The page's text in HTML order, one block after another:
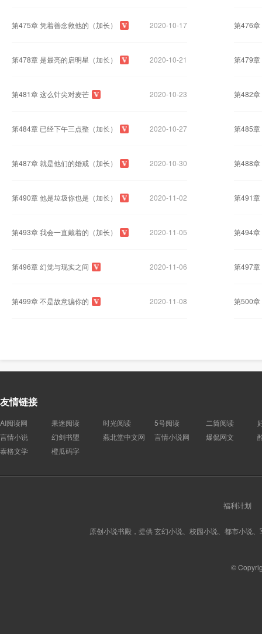
第475章 凭着善念救他的（加长） 2020-10-17 第476章
第478章 是最亮的启明星（加长） 2020-10-21 第479章
第481章 这么针尖对麦芒 2020-10-23 第482章
第484章 已经下午三点整（加长） 2020-10-27 第485章
第487章 就是他们的婚戒（加长） 2020-10-30 第488章
第490章 他是垃圾你也是（加长） 2020-11-02 第491章
第493章 我会一直戴着的（加长） 2020-11-05 第494章
第496章 幻觉与现实之间 2020-11-06 第497章
第499章 不是故意骗你的 2020-11-08 第500章
友情链接
AI阅读网 果迷阅读 时光阅读 5号阅读 二筒阅读
言情小说
幻剑书盟 燕北堂中文网 言情小说网 爆侃网文
泰格文学
橙瓜码字
福利计划
原创小说书殿，提供 玄幻小说、校园小说、都市小说
©